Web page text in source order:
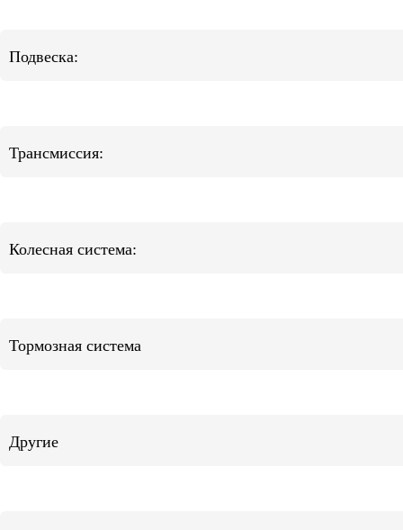
Подвеска:
Трансмиссия:
Колесная система:
Тормозная система
Другие